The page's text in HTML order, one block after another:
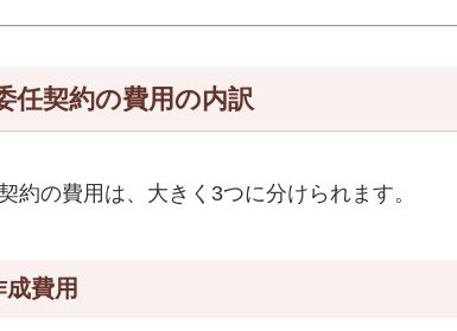
任契約の費用の内訳
約の費用は、大きく3つに分けられます。
費用